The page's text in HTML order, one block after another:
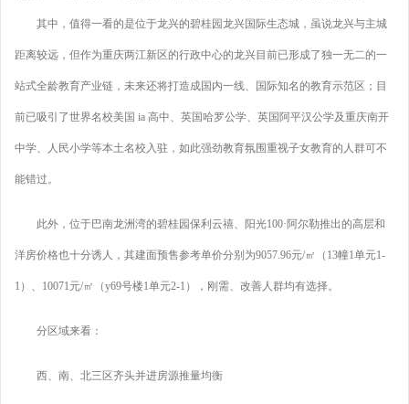
其中，值得一看的是位于龙兴的碧桂园龙兴国际生态城，虽说龙兴与主城
距离较远，但作为重庆两江新区的行政中心的龙兴目前已形成了独一无二的一
站式全龄教育产业链，未来还将打造成国内一线、国际知名的教育示范区；目
前已吸引了世界名校美国 ia 高中、英国哈罗公学、英国阿平汉公学及重庆南开
中学、人民小学等本土名校入驻，如此强劲教育氛围重视子女教育的人群可不
能错过。
此外，位于巴南龙洲湾的碧桂园保利云禧、阳光100·阿尔勒推出的高层和
洋房价格也十分诱人，其建面预售参考单价分别为9057.96元/㎡（13幢1单元1-
1）、10071元/㎡（y69号楼1单元2-1），刚需、改善人群均有选择。
分区域来看：
西、南、北三区齐头并进房源推量均衡